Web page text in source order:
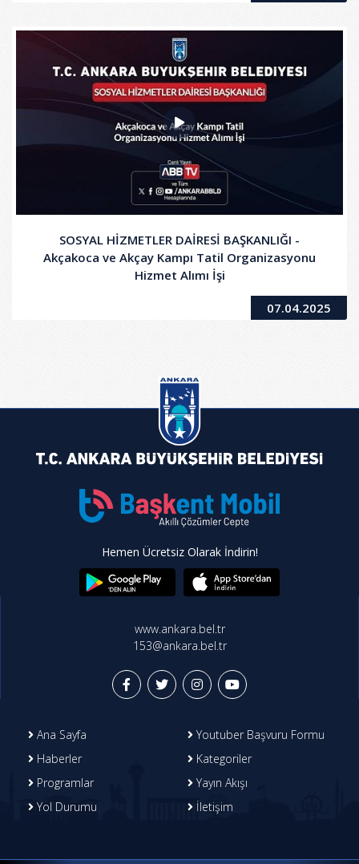
SOSYAL HİZMETLER DAİRESİ BAŞKANLIĞI -
Akçakoca ve Akçay Kampı Tatil Organizasyonu
Hizmet Alımı İşi
07.04.2025
Hemen Ücretsiz Olarak İndirin!
www.ankara.bel.tr
153@ankara.bel.tr
Ana Sayfa
Youtuber Başvuru Formu
Haberler
Kategoriler
Programlar
Yayın Akışı
Yol Durumu
İletişim